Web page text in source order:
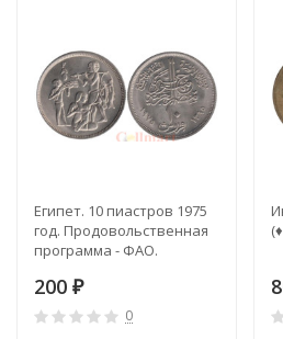
Египет. 10 пиастров 1975
год. Продовольственная
программа - ФАО.
200 ₽
0